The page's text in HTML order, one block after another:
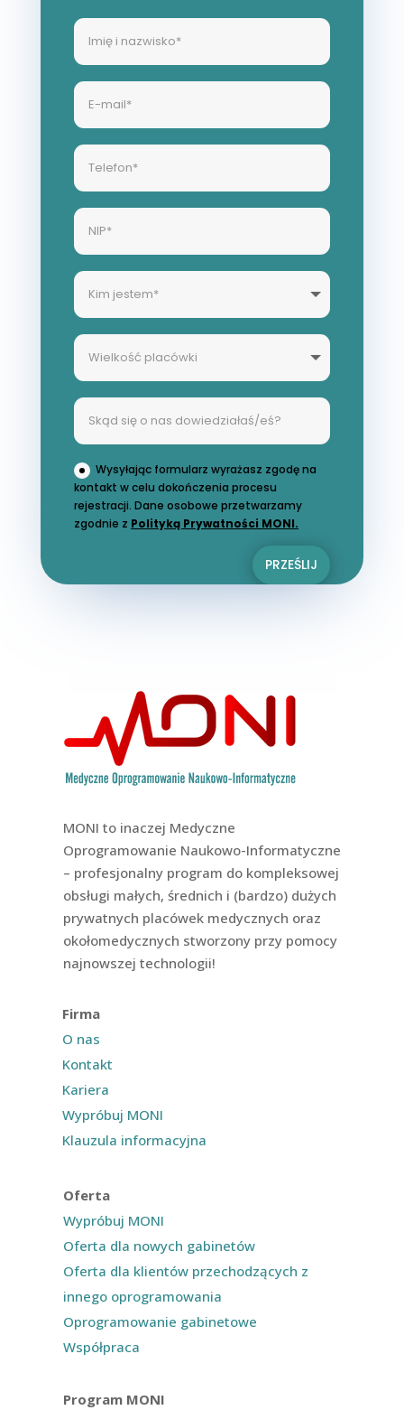
Wysyłając formularz wyrażasz zgodę na
kontakt w celu dokończenia procesu
rejestracji. Dane osobowe przetwarzamy
zgodnie z Polityką Prywatności MONI.
PRZEŚLIJ
MONI to inaczej Medyczne
Oprogramowanie Naukowo-Informatyczne
– profesjonalny program do kompleksowej
obsługi małych, średnich i (bardzo) dużych
prywatnych placówek medycznych oraz
okołomedycznych stworzony przy pomocy
najnowszej technologii!
Firma
O nas
Kontakt
Kariera
Wypróbuj MONI
Klauzula informacyjna
Oferta
Wypróbuj MONI
Oferta dla nowych gabinetów
Oferta dla klientów przechodzących z
innego oprogramowania
Oprogramowanie gabinetowe
Współpraca
Program MONI